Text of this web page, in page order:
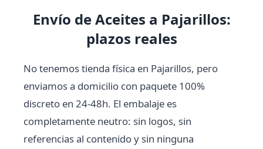
Envío de Aceites a Pajarillos:
plazos reales
No tenemos tienda física en Pajarillos, pero
enviamos a domicilio con paquete 100%
discreto en 24-48h. El embalaje es
completamente neutro: sin logos, sin
referencias al contenido y sin ninguna